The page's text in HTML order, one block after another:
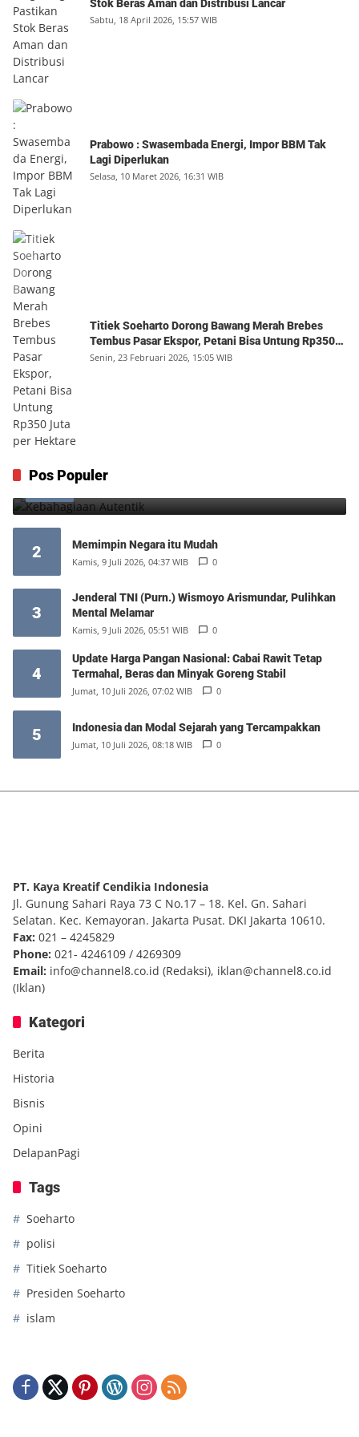
Stok Beras Aman dan Distribusi Lancar
Sabtu, 18 April 2026, 15:57 WIB
Prabowo : Swasembada Energi, Impor BBM Tak
Lagi Diperlukan
Selasa, 10 Maret 2026, 16:31 WIB
Titiek Soeharto Dorong Bawang Merah Brebes
Tembus Pasar Ekspor, Petani Bisa Untung Rp350
Juta per Hektare
Senin, 23 Februari 2026, 15:05 WIB
Pos Populer
1 Kebahagiaan Autentik
2 Memimpin Negara itu Mudah
Kamis, 9 Juli 2026, 04:37 WIB 0
3
Jenderal TNI (Purn.) Wismoyo Arismundar, Pulihkan
Mental Melamar
Kamis, 9 Juli 2026, 05:51 WIB 0
4
Update Harga Pangan Nasional: Cabai Rawit Tetap
Termahal, Beras dan Minyak Goreng Stabil
Jumat, 10 Juli 2026, 07:02 WIB 0
5 Indonesia dan Modal Sejarah yang Tercampakkan
Jumat, 10 Juli 2026, 08:18 WIB 0
PT. Kaya Kreatif Cendikia Indonesia
Jl. Gunung Sahari Raya 73 C No.17 – 18. Kel. Gn. Sahari
Selatan. Kec. Kemayoran. Jakarta Pusat. DKI Jakarta 10610.
Fax: 021 – 4245829
Phone: 021- 4246109 / 4269309
Email: info@channel8.co.id (Redaksi), iklan@channel8.co.id
(Iklan)
Kategori
Berita
Historia
Bisnis
Opini
DelapanPagi
Tags
Soeharto
polisi
Titiek Soeharto
Presiden Soeharto
islam